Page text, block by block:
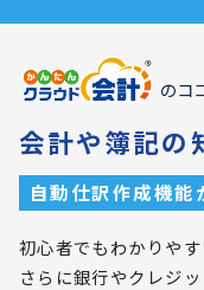
のコ
会計や簿記の
自動仕訳作成機
初心者でもわかりや
さらに銀行やクレジ